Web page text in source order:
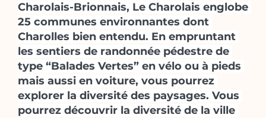
Charolais-Brionnais, Le Charolais englobe
25 communes environnantes dont
Charolles bien entendu. En empruntant
les sentiers de randonnée pédestre de
type “Balades Vertes” en vélo ou à pieds
mais aussi en voiture, vous pourrez
explorer la diversité des paysages. Vous
pourrez découvrir la diversité de la ville